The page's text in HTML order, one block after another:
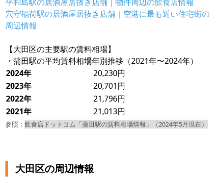
穴守稲荷駅の居酒屋居抜き店舗｜空港に最も近い住宅街の
周辺情報
【大田区の主要駅の賃料相場】
・蒲田駅の平均賃料相場年別推移（2021年〜2024年）
2024年
20,230円
2023年
20,701円
2022年
21,796円
2021年
21,013円
参照：飲食店ドットコム「蒲田駅の賃料相場情報」（2024年5月現在）
大田区の周辺情報